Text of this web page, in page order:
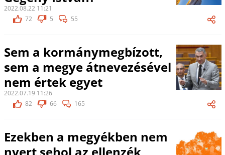
2022.08.22 11:21
72
5 55
Sem a kormánymegbízott,
sem a megye átnevezésével
nem értek egyet
2022.07.19 11:26
82
66 165
Ezekben a megyékben nem